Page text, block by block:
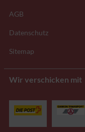
AGB
Datenschutz
Sitemap
Wir verschicken mit